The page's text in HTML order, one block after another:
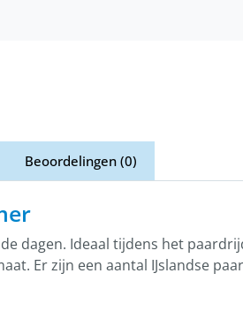
Beoordelingen (0)
dagen. Ideaal tijdens het
Er zijn een aantal IJslandse